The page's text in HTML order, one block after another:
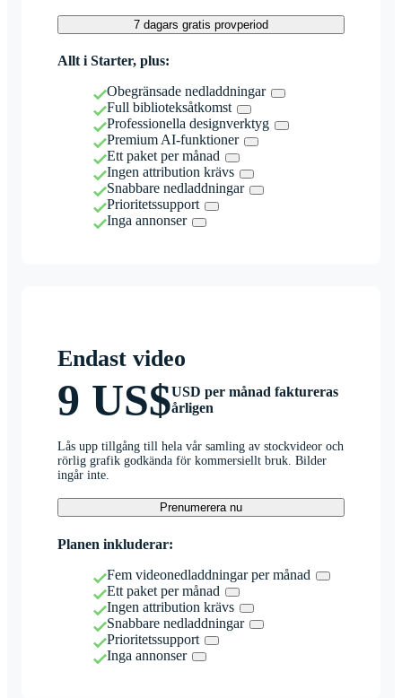
7 dagars gratis provperiod
Allt i Starter, plus:
Obegränsade nedladdningar
Full biblioteksåtkomst
Professionella designverktyg
Premium AI-funktioner
Ett paket per månad
Ingen attribution krävs
Snabbare nedladdningar
Prioritetssupport
Inga annonser
Endast video
9 US$USD per månad faktureras
årligen
Lås upp tillgång till hela vår samling av stockvideor och
rörlig grafik godkända för kommersiellt bruk. Bilder
ingår inte.
Prenumerera nu
Planen inkluderar:
Fem videonedladdningar per månad
Ett paket per månad
Ingen attribution krävs
Snabbare nedladdningar
Prioritetssupport
Inga annonser